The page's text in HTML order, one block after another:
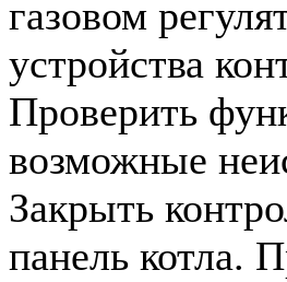
газовом
устройства
Проверить
возможные
Закрыть
панель котла.